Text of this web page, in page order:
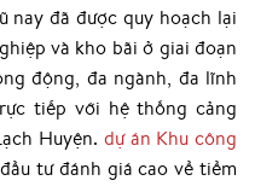
nay đã được quy hoạch lại
và kho bãi ở giai đoạn
động, đa ngành, đa lĩnh
tiếp với hệ thống cảng
Huyện. dự án Khu công
tư đánh giá cao về tiềm